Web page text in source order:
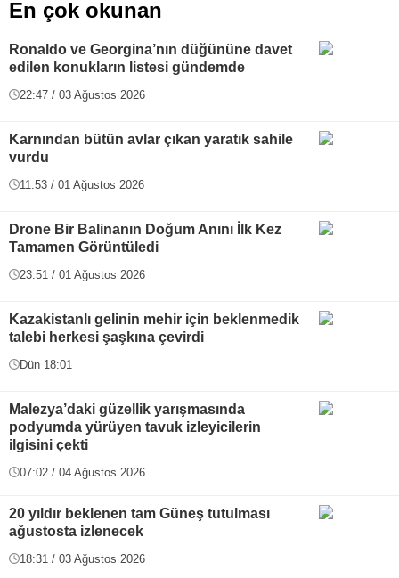
En çok okunan
Ronaldo ve Georgina’nın düğününe davet
edilen konukların listesi gündemde
22:47 / 03 Ağustos 2026
Karnından bütün avlar çıkan yaratık sahile
vurdu
11:53 / 01 Ağustos 2026
Drone Bir Balinanın Doğum Anını İlk Kez
Tamamen Görüntüledi
23:51 / 01 Ağustos 2026
Kazakistanlı gelinin mehir için beklenmedik
talebi herkesi şaşkına çevirdi
Dün 18:01
Malezya’daki güzellik yarışmasında
podyumda yürüyen tavuk izleyicilerin
ilgisini çekti
07:02 / 04 Ağustos 2026
20 yıldır beklenen tam Güneş tutulması
ağustosta izlenecek
18:31 / 03 Ağustos 2026